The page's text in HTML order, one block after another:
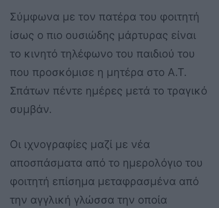
Σύμφωνα με τον πατέρα του φοιτητή
ίσως ο πιο ουσιώδης μάρτυρας είναι
το κινητό τηλέφωνο του παιδιού του
που προσκόμισε η μητέρα στο Α.Τ.
Σπάτων πέντε ημέρες μετά το τραγικό
συμβάν.
Οι ιχνογραφίες μαζί με νέα
αποσπάσματα από το ημερολόγιο του
φοιτητή επίσημα μεταφρασμένα από
την αγγλική γλώσσα την οποία